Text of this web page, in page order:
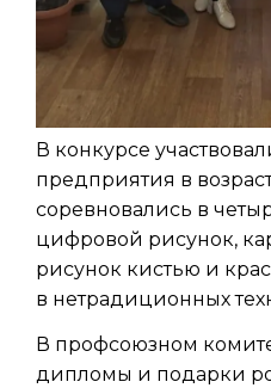
В конкурсе
предприятия в
соревновались в
цифровой рисунок,
рисунок кистью и
в нетрадиционных
В профсоюзном
дипломы и подарки